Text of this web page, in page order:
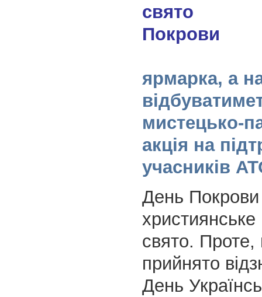
ярмарка, а
мистецько-
акція на
учасників
День
християнське
свято. Проте,
прийнято
День